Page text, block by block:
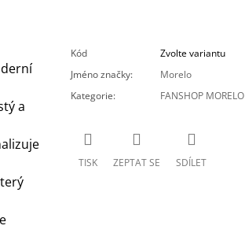
a
Kód
Zvolte variantu
Jméno značky:
Morelo
Kategorie: FANSHOP MORELO
TISK ZEPTAT SE SDÍLET